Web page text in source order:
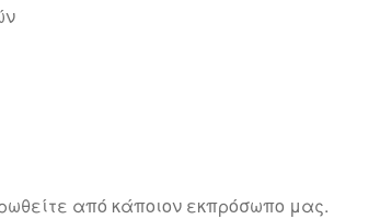
από κάποιον εκπρόσωπο μας.